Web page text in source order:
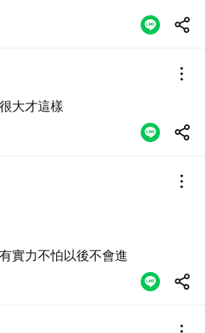
大才這樣
實力不怕以後不會進